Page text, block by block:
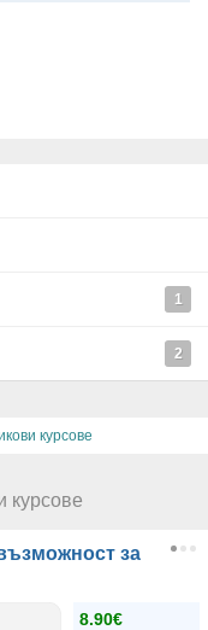
1
2
курсове
курсове
за
8.90€